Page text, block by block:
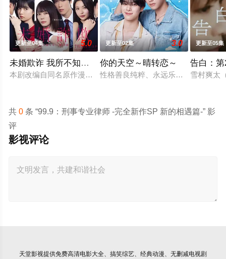
更新至04集 5.0
未婚欺诈 我所不知他的真面目
本剧改编自同名原作漫画，故事的核心是结婚第七年的全职主
更新至02集 3.0
你的天空～晴转恋～
性格善良纯粹、永远乐观开朗的阳光
更新至05集
告白：
雪村爽太
共 0条 “99.9：刑事专业律师 -完全新作SP 新的相遇篇-” 影
评
影视评论
天堂影视提供免费高清电影大全、搞笑综艺、经典动漫、无删减电视剧